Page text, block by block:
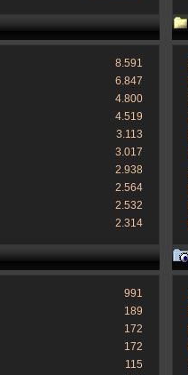
8.591
6.847
4.800
4.519
3.113
3.017
2.938
2.564
2.532
2.314
991
189
172
172
115